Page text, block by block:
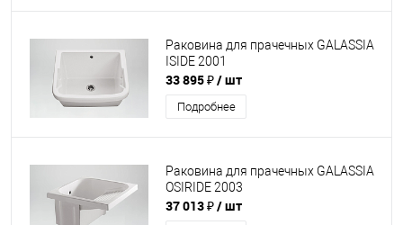
Раковина для прачечных GALASSIA
ISIDE 2001
33 895 ₽/ шт
Подробнее
Раковина для прачечных GALASSIA
OSIRIDE 2003
37 013 ₽/ шт